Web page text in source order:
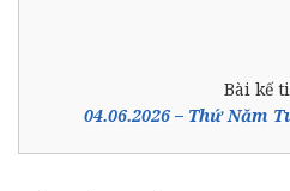
Bài kế
04.06.2026 – Thứ Năm